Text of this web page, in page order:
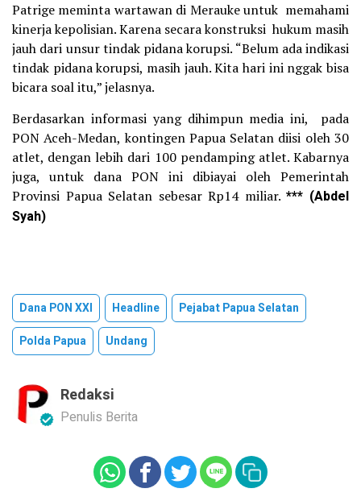
Patrige meminta wartawan di Merauke untuk memahami
kinerja kepolisian. Karena secara konstruksi hukum masih
jauh dari unsur tindak pidana korupsi. “Belum ada indikasi
tindak pidana korupsi, masih jauh. Kita hari ini nggak bisa
bicara soal itu,” jelasnya.
Berdasarkan informasi yang dihimpun media ini, pada
PON Aceh-Medan, kontingen Papua Selatan diisi oleh 30
atlet, dengan lebih dari 100 pendamping atlet. Kabarnya
juga, untuk dana PON ini dibiayai oleh Pemerintah
Provinsi Papua Selatan sebesar Rp14 miliar.*** (Abdel
Syah)
Dana PON XXI Headline
Pejabat Papua Selatan
Polda Papua
Undang
Redaksi
Penulis Berita